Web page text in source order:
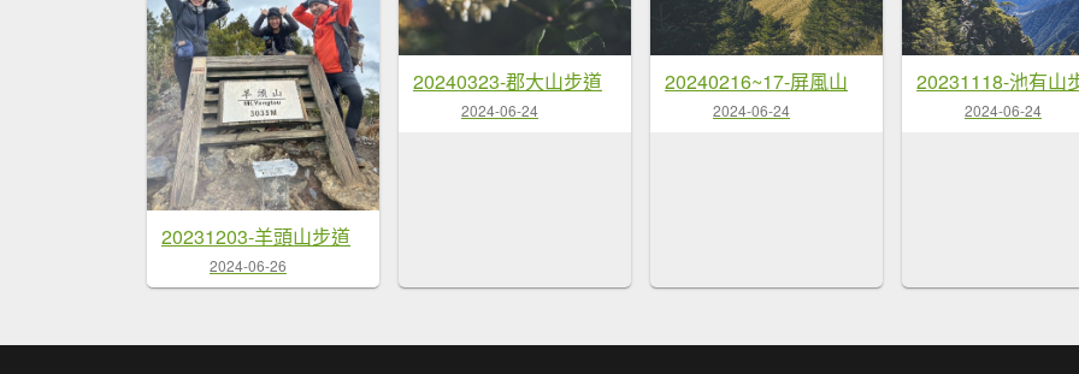
20231203-羊頭山步道
2024-06-26
20240323-郡大山步道
2024-06-24
20240216~17-屏風山
2024-06-24
20231118-池有山
2024-06-24